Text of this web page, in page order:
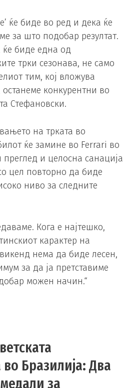
ќе биде во ред и дека ќе
за што подобар резултат.
ќе биде една од
трки сезонава, не само
тим, кој вложува
конкурентни во
Стефановски.
на трката во
ќе замине во Ferrari во
преглед и целосна санација
цел повторно да биде
ниво за следните
Кога е најтешко,
карактер на
нема да биде лесен,
за да ја претставиме
можен начин.“
Бразилија: Два
за